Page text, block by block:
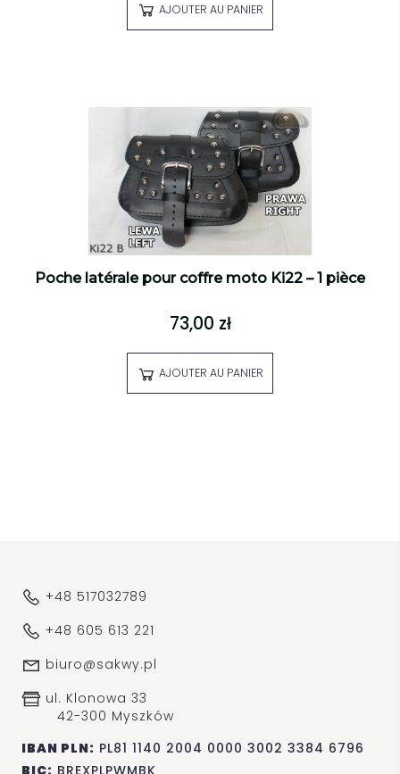
AJOUTER AU PANIER
Poche latérale pour coffre moto Ki22 – 1 pièce
73,00 zł
AJOUTER AU PANIER
+48 517032789
+48 605 613 221
biuro@sakwy.pl
ul. Klonowa 33
42-300 Myszków
IBAN PLN: PL81 1140 2004 0000 3002 3384 6796